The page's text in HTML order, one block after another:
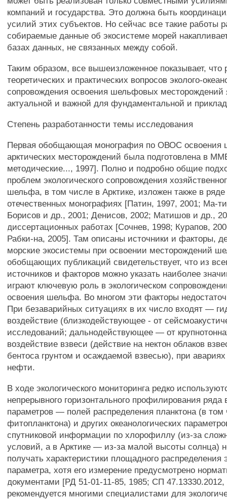
компаний и государства. Это должна быть
усилий этих субъектов. Но сейчас все такие работы
собираемые данные об экосистеме морей
базах данных, не связанных между собой.
Таким образом, все вышеизложенное показывает, что
теоретических и практических вопросов эколого-
сопровождения освоения шельфовых месторождений
актуальной и важной для фундаментальной и
Степень разработанности темы исследования
Первая обобщающая монография по ОВОС освоения
арктических месторождений была подготовлена в
методические..., 1997]. Полно и подробно общие
проблем экологического сопровождения
шельфа, в том числе в Арктике, изложен также в ряде
отечественных монографиях [Патин, 1997, 2001; Ма-
Борисов и др., 2001; Денисов, 2002; Матишов и др.,
диссертационных работах [Сочнев, 1998; Курапов,
Рабки-на, 2005]. Там описаны источники и факторы,
морские экосистемы при освоении месторождений
обобщающих публикаций свидетельствует, что из
источников и факторов можно указать наиболее
играют ключевую роль в экологическом
освоения шельфа. Во многом эти факторы
При безаварийных ситуациях в их число входят —
воздействие (близкодействующее - от
исследований; дальнодействующее — от
воздействие взвеси (действие на нектон облаков
бентоса грунтом и осаждаемой взвесью), при
нефти.
В ходе экологического мониторинга редко
непрерывного горизонтального профилирования ряда
параметров — полей распределения планктона (в том
фитопланктона) и других океанологических
спутниковой информации по хлорофиллу (из-за
условий, а в Арктике — из-за малой высоты солнца)
получать характеристики площадного распределения
параметра, хотя его измерение предусмотрено
документами [РД 51-01-11-85, 1985; СП 47.13330.2012,
рекомендуется многими специалистами для